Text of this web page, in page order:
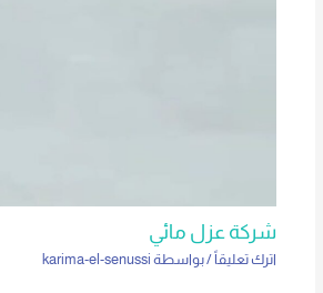
شركة عزل مائي
اترك تعليقاً / بواسطة karima-el-senussi